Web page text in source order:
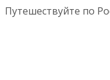
Путешествуйте по